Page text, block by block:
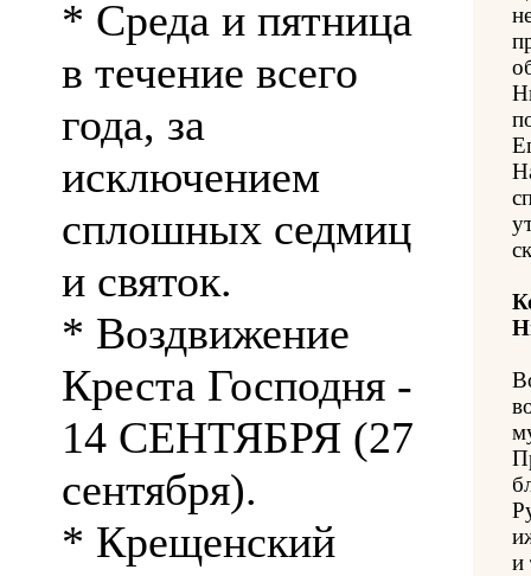
* Среда и пятница
в течение всего
года, за
исключением
сплошных седмиц
и святок.
* Воздвижение
Креста Господня -
14 СЕНТЯБРЯ (27
сентября).
* Крещенский
и